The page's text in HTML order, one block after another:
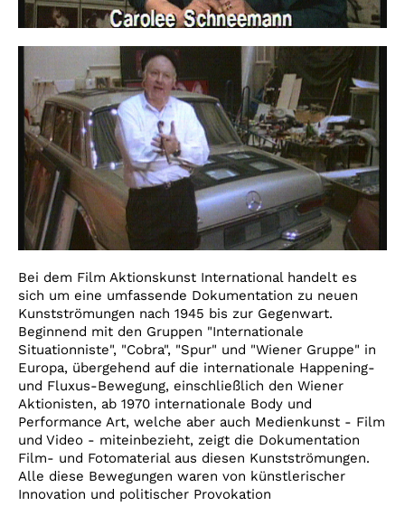
Bei dem Film Aktionskunst International handelt es
sich um eine umfassende Dokumentation zu neuen
Kunstströmungen nach 1945 bis zur Gegenwart.
Beginnend mit den Gruppen "Internationale
Situationniste", "Cobra", "Spur" und "Wiener Gruppe" in
Europa, übergehend auf die internationale Happening-
und Fluxus-Bewegung, einschließlich den Wiener
Aktionisten, ab 1970 internationale Body und
Performance Art, welche aber auch Medienkunst - Film
und Video - miteinbezieht, zeigt die Dokumentation
Film- und Fotomaterial aus diesen Kunstströmungen.
Alle diese Bewegungen waren von künstlerischer
Innovation und politischer Provokation